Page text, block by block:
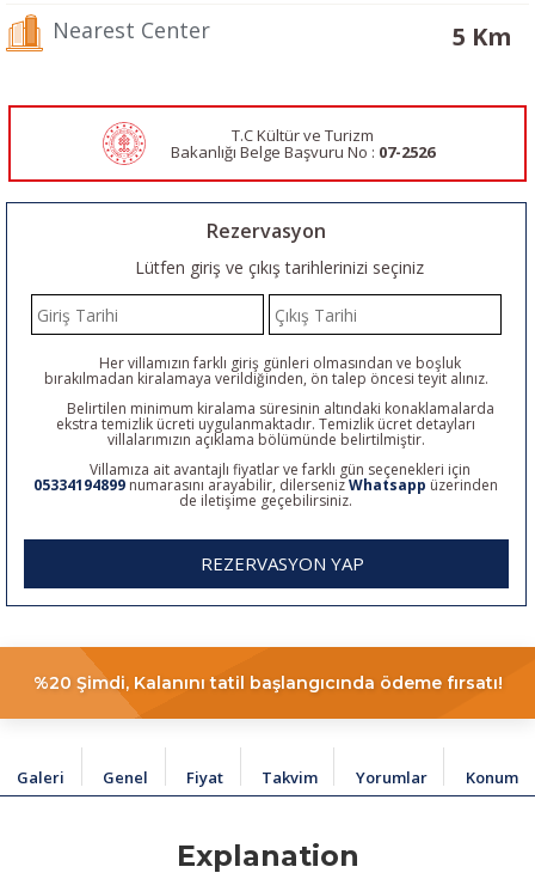
Nearest Center 5 Km
T.C Kültür ve Turizm
Bakanlığı Belge Başvuru No : 07-2526
Rezervasyon
Lütfen giriş ve çıkış tarihlerinizi seçiniz
Her villamızın farklı giriş günleri olmasından ve boşluk
bırakılmadan kiralamaya verildiğinden, ön talep öncesi teyit alınız.
Belirtilen minimum kiralama süresinin altındaki konaklamalarda
ekstra temizlik ücreti uygulanmaktadır. Temizlik ücret detayları
villalarımızın açıklama bölümünde belirtilmiştir.
Villamıza ait avantajlı fiyatlar ve farklı gün seçenekleri için
05334194899 numarasını arayabilir, dilersenizWhatsapp üzerinden
de iletişime geçebilirsiniz.
REZERVASYON YAP
%20 Şimdi, Kalanını tatil başlangıcında ödeme fırsatı!
Galeri Genel Fiyat Takvim Yorumlar Konum
Explanation